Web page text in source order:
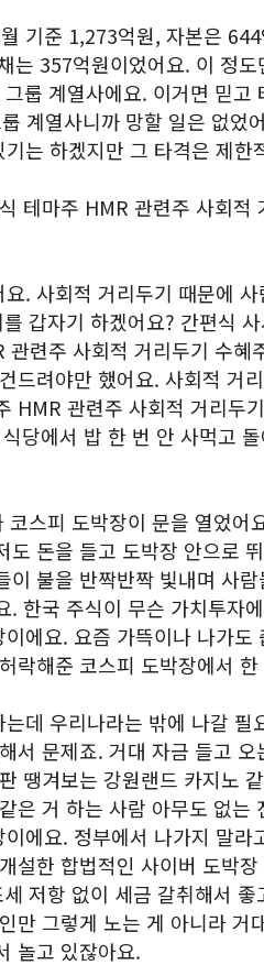
기준 1,273억원, 자본은
는 357억원이었어요. 이 정도
룹 계열사에요. 이거면 믿고
계열사니까 망할 일은 없었
는 하겠지만 그 타격은 제한
테마주 HMR 관련주 사회적
. 사회적 거리두기 때문에
갑자기 하겠어요? 간편식
련주 사회적 거리두기 수혜
드려야만 했어요. 사회적 거
HMR 관련주 사회적 거리두
당에서 밥 한 번 안 사먹고
스피 도박장이 문을 열었어
돈을 들고 도박장 안으로
불을 반짝반짝 빛내며 사
. 한국 주식이 무슨 가치투자
에요. 요즘 가뜩이나 나가도
락해준 코스피 도박장에서
데 우리나라는 밖에 나갈 필
서 문제죠. 거대 자금 들고 오
땡겨보는 강원랜드 카지노
은 거 하는 사람 아무도 없는
에요. 정부에서 나가지 말라
설한 합법적인 사이버 도박
저항 없이 세금 갈취해서 좋
만 그렇게 노는 게 아니라 거
놀고 있잖아요.